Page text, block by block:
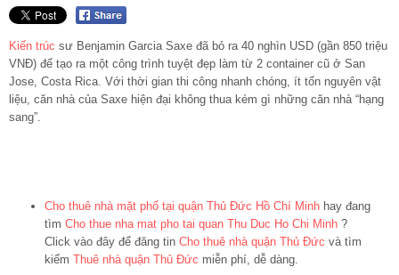
Kiến trúc sư Benjamin Garcia Saxe đã bỏ ra 40 nghìn USD (gần 850 triệu
VNĐ) để tạo ra một công trình tuyệt đẹp làm từ 2 container cũ ở San
Jose, Costa Rica. Với thời gian thi công nhanh chóng, ít tốn nguyên vật
liệu, căn nhà của Saxe hiện đại không thua kém gì những căn nhà “hạng
sang”.
Cho thuê nhà mặt phố tại quận Thủ Đức Hồ Chí Minh hay đang
tìm Cho thue nha mat pho tai quan Thu Duc Ho Chi Minh ?
Click vào đây để đăng tin Cho thuê nhà quận Thủ Đức và tìm
kiếm Thuê nhà quận Thủ Đức miễn phí, dễ dàng.